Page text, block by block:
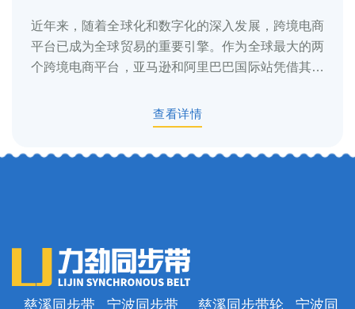
近年来，随着全球化和数字化的深入发展，跨境电商
平台已成为全球贸易的重要引擎。作为全球最大的两
个跨境电商平台，亚马逊和阿里巴巴国际站凭借其庞
查看详情
慈溪同步带 宁波同步带 慈溪同步带轮 宁波同